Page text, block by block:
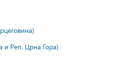
и Реп. Црна Гора)